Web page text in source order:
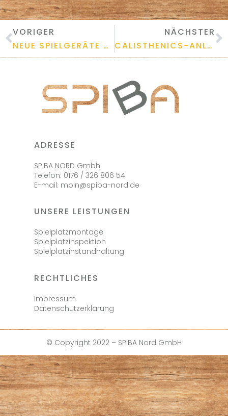
VORIGER
NEUE SPIELGERÄTE AUS RUBINIENHOLZ IM HAMBURGER SÜDOSTEN
NÄCHSTER
CALISTHENICS-ANLAGE VON CUSTOMBARS IN LURUP
ADRESSE
SPIBA NORD Gmbh
Telefon: 0176 / 326 806 54
E-mail: moin@spiba-nord.de
UNSERE LEISTUNGEN
Spielplatzmontage
Spielplatzinspektion
Spielplatzinstandhaltung
RECHTLICHES
Impressum
Datenschutzerklärung
© Copyright 2022 – SPIBA Nord GmbH